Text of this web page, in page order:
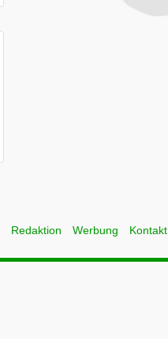
Redaktion Werbung Kontakt